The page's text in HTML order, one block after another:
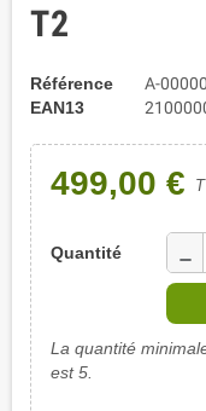
T2
Référence
A-
EAN13
499,00 €
Quantité remove
La quantité
est 5.